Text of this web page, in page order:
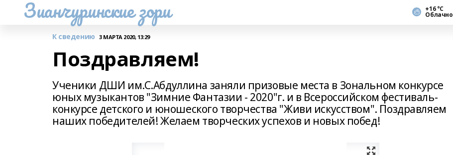
Зианчуринские зори +16 °С
Облачно
К сведению 3 МАРТА 2020, 13:29
Поздравляем!
Ученики ДШИ им.С.Абдуллина заняли призовые места в Зональном конкурсе
юных музыкантов "Зимние Фантазии - 2020"г. и в Всероссийском фестиваль-
конкурсе детского и юношеского творчества "Живи искусством". Поздравляем
наших победителей! Желаем творческих успехов и новых побед!